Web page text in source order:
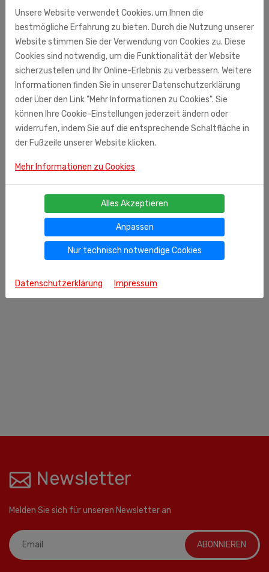
Mangal "Ideal"
€ 180,00
Newsletter
Melden Sie sich für unseren Newsletter an
ABONNIEREN
Unsere Website verwendet Cookies, um Ihnen die
bestmögliche Erfahrung zu bieten. Durch die Nutzung unserer
Website stimmen Sie der Verwendung von Cookies zu. Diese
Cookies sind notwendig, um die Funktionalität der Website
sicherzustellen und Ihr Online-Erlebnis zu verbessern. Weitere
Informationen finden Sie in unserer Datenschutzerklärung
oder über den Link "Mehr Informationen zu Cookies". Sie
können Ihre Cookie-Einstellungen jederzeit ändern oder
widerrufen, indem Sie auf die entsprechende Schaltfläche in
der Fußzeile unserer Website klicken.
Mehr Informationen zu Cookies
Alles Akzeptieren
Anpassen
Nur technisch notwendige Cookies
Datenschutzerklärung Impressum